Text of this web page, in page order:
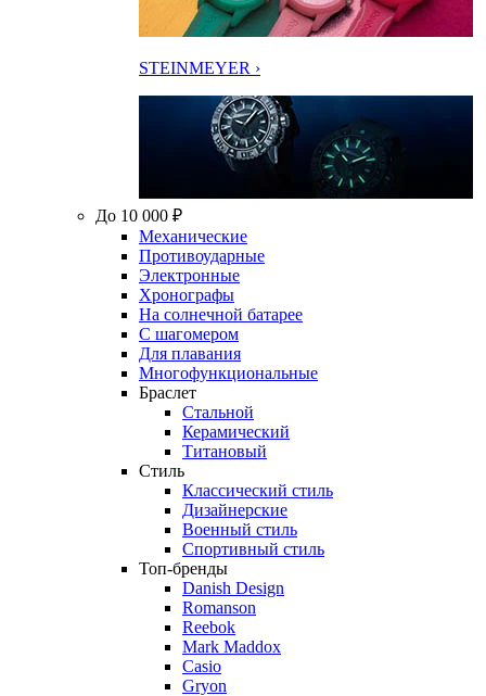
STEINMEYER ›
До 10 000 ₽
Механические
Противоударные
Электронные
Хронографы
На солнечной батарее
С шагомером
Для плавания
Многофункциональные
Браслет
Стальной
Керамический
Титановый
Стиль
Классический стиль
Дизайнерские
Военный стиль
Спортивный стиль
Топ-бренды
Danish Design
Romanson
Reebok
Mark Maddox
Casio
Gryon